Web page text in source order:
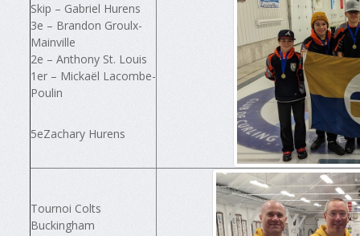
Skip – Gabriel Hurens
3e – Brandon Groulx-
Mainville
2e – Anthony St. Louis
1er – Mickaël Lacombe-
Poulin
5eZachary Hurens
Tournoi Colts
Buckingham